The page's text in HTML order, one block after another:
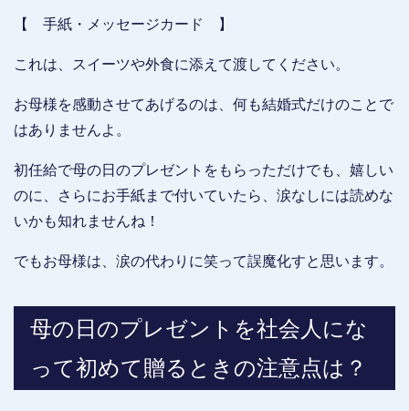
【 手紙・メッセージカード 】
これは、スイーツや外食に添えて渡してください。
お母様を感動させてあげるのは、何も結婚式だけのことで
はありませんよ。
初任給で母の日のプレゼントをもらっただけでも、嬉しい
のに、さらにお手紙まで付いていたら、涙なしには読めな
いかも知れませんね！
でもお母様は、涙の代わりに笑って誤魔化すと思います。
母の日のプレゼントを社会人にな
って初めて贈るときの注意点は？